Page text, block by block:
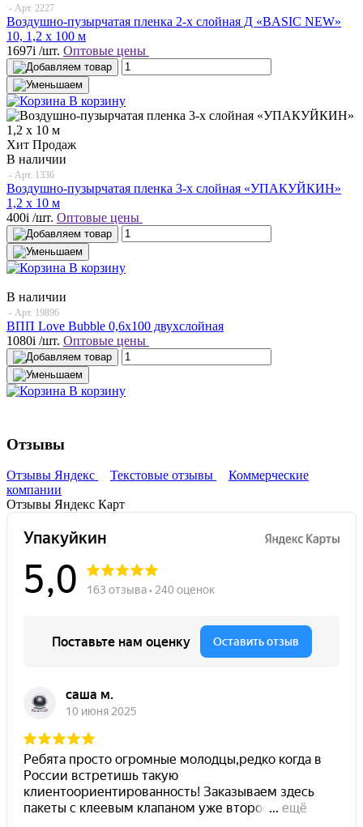
- Арт. 2227
Воздушно-пузырчатая пленка 2-х слойная Д «BASIC NEW»
10, 1,2 х 100 м
1697i /шт. Оптовые цены
В корзину
Хит Продаж
В наличии
- Арт. 1336
Воздушно-пузырчатая пленка 3-х слойная «УПАКУЙКИН»
1,2 х 10 м
400i /шт. Оптовые цены
В корзину
В наличии
- Арт. 19896
ВПП Love Bubble 0,6х100 двухслойная
1080i /шт. Оптовые цены
В корзину
Отзывы
Отзывы Яндекс Текстовые отзывы
Коммерческие
компании
Отзывы Яндекс Карт